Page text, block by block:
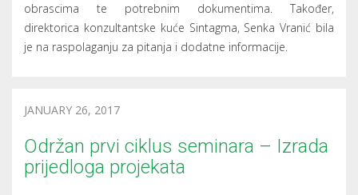
Grad Nova Gradiška u srijedu i četvrtak organizirao je
financijskih sredstava iz lokalnih, regionalnih i nacionalnih
izvora. Voditeljica seminara bila je Senka Vranić, dipl.oec.,
savjetnica gradonačelnika za gospodarstvo i europske
fondove i direktorica Konzultantske tvrtke “Sintagma”.